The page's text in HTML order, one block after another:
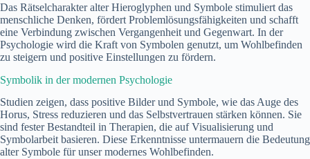
Das Rätselcharakter alter Hieroglyphen und Symbole stimuliert das
menschliche Denken, fördert Problemlösungsfähigkeiten und schafft
eine Verbindung zwischen Vergangenheit und Gegenwart. In der
Psychologie wird die Kraft von Symbolen genutzt, um Wohlbefinden
zu steigern und positive Einstellungen zu fördern.
Symbolik in der modernen Psychologie
Studien zeigen, dass positive Bilder und Symbole, wie das Auge des
Horus, Stress reduzieren und das Selbstvertrauen stärken können. Sie
sind fester Bestandteil in Therapien, die auf Visualisierung und
Symbolarbeit basieren. Diese Erkenntnisse untermauern die Bedeutung
alter Symbole für unser modernes Wohlbefinden.